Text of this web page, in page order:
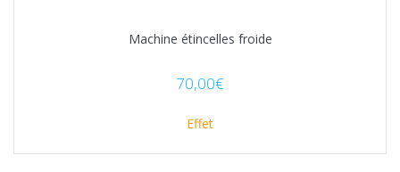
Machine étincelles froide
70,00€
Effet